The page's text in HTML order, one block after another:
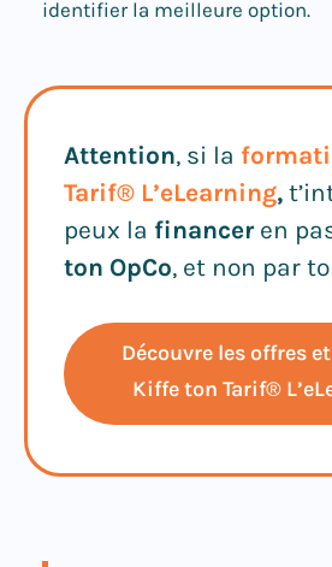
identifier la meilleure option.
Attention, si la
Tarif® L’eLearning,
peux la financer en
ton OpCo, et non par
Découvre les offres
Kiffe ton Tarif®